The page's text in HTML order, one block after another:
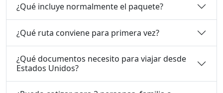
¿Qué incluye normalmente el paquete?
¿Qué ruta conviene para primera vez?
¿Qué documentos necesito para viajar desde
Estados Unidos?